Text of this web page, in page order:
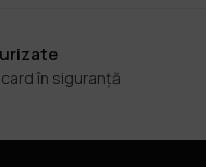
în siguranță